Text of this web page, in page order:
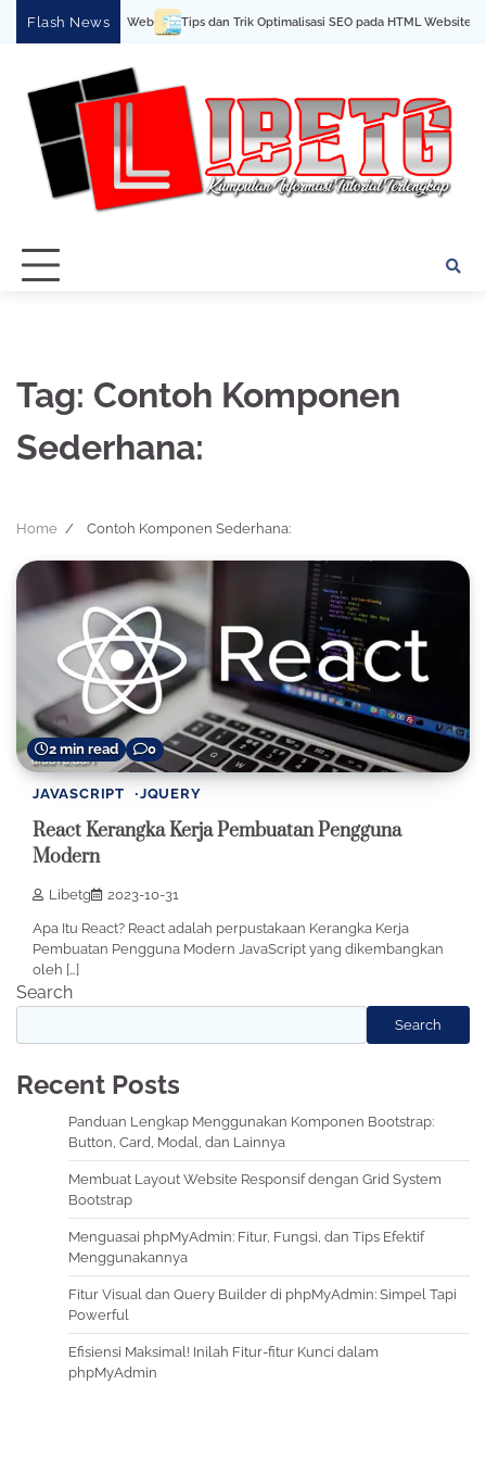
Flash News
Buat Halaman Web Tips dan Trik Optimalisasi SEO pada HTML Website
Tag: Contoh Komponen
Sederhana:
Home Contoh Komponen Sederhana:
2 min read 0
JAVASCRIPT JQUERY
React Kerangka Kerja Pembuatan Pengguna
Modern
Libetg 2023-10-31
Apa Itu React? React adalah perpustakaan Kerangka Kerja
Pembuatan Pengguna Modern JavaScript yang dikembangkan
oleh […]
Search
Search
Recent Posts
Panduan Lengkap Menggunakan Komponen Bootstrap:
Button, Card, Modal, dan Lainnya
Membuat Layout Website Responsif dengan Grid System
Bootstrap
Menguasai phpMyAdmin: Fitur, Fungsi, dan Tips Efektif
Menggunakannya
Fitur Visual dan Query Builder di phpMyAdmin: Simpel Tapi
Powerful
Efisiensi Maksimal! Inilah Fitur-fitur Kunci dalam
phpMyAdmin